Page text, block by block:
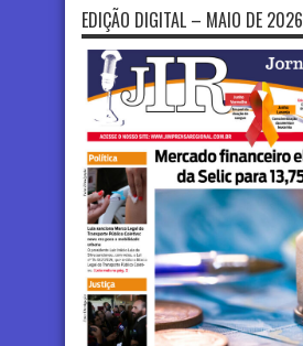
EDIÇÃO DIGITAL – MAIO DE 2026